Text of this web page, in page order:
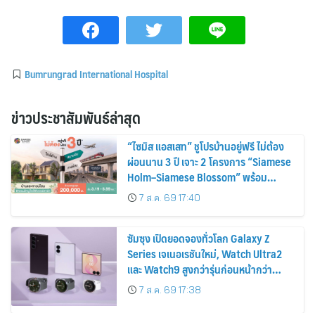
Bumrungrad International Hospital
ข่าวประชาสัมพันธ์ล่าสุด
“ไซมิส แอสเสท” ชูโปรบ้านอยู่ฟรี ไม่ต้อง
ผ่อนนาน 3 ปี เจาะ 2 โครงการ “Siamese
Holm–Siamese Blossom” พร้อม
ส่วนลดและสิทธิพิเศษถึง 31 สิงหาคม
2569
7 ส.ค. 69 17:40
ซัมซุง เปิดยอดจองทั่วโลก Galaxy Z
Series เจเนอเรชันใหม่, Watch Ultra2
และ Watch9 สูงกว่ารุ่นก่อนหน้ากว่า
30%7 ส.ค. 69 17:38